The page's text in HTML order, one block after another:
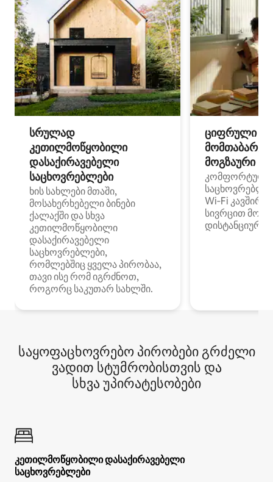
სრულად
კეთილმოწყობილი
დასაქირავებელი
საცხოვრებლები
ხის სახლები მთაში,
მოსახერხებელი ბინები
ქალაქში და სხვა
კეთილმოწყობილი
დასაქირავებელი
საცხოვრებლები,
რომლებშიც ყველა პირობაა,
თავი ისე რომ იგრძნოთ,
როგორც საკუთარ სახლში.
ციფრული
მოგზაური
კომფორტული
Wi‑Fi
სივრცით
დისტანციური
საყოფაცხოვრებო პირობები გრძელი
ვადით სტუმრობისთვის და
სხვა უპირატესობები
კეთილმოწყობილი დასაქირავებელი
საცხოვრებლები